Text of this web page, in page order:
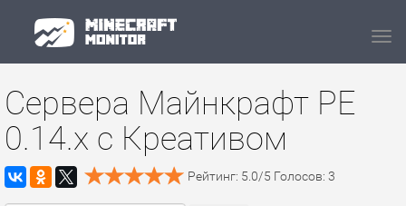
Сервера Майнкрафт PE
0.14.x c Креативом
Рейтинг: 5.0/5 Голосов: 3